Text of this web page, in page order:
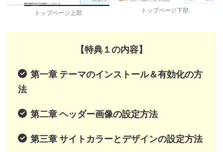
トップページ上部 トップページ下部
【特典１の内容】
第一章 テーマのインストール＆有効化の方
法
第二章 ヘッダー画像の設定方法
第三章 サイトカラーとデザインの設定方法